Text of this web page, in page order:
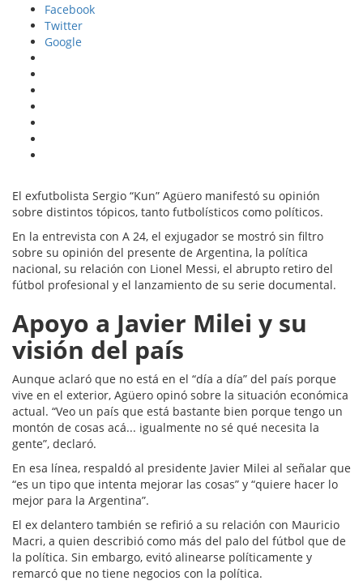
Facebook
Twitter
Google
El exfutbolista Sergio “Kun” Agüero manifestó su opinión
sobre distintos tópicos, tanto futbolísticos como políticos.
En la entrevista con A 24, el exjugador se mostró sin filtro
sobre su opinión del presente de Argentina, la política
nacional, su relación con Lionel Messi, el abrupto retiro del
fútbol profesional y el lanzamiento de su serie documental.
Apoyo a Javier Milei y su
visión del país
Aunque aclaró que no está en el “día a día” del país porque
vive en el exterior, Agüero opinó sobre la situación económica
actual. “Veo un país que está bastante bien porque tengo un
montón de cosas acá... igualmente no sé qué necesita la
gente”, declaró.
En esa línea, respaldó al presidente Javier Milei al señalar que
“es un tipo que intenta mejorar las cosas” y “quiere hacer lo
mejor para la Argentina”.
El ex delantero también se refirió a su relación con Mauricio
Macri, a quien describió como más del palo del fútbol que de
la política. Sin embargo, evitó alinearse políticamente y
remarcó que no tiene negocios con la política.